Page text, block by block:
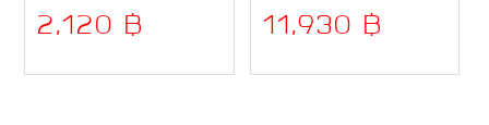
2,120 ฿ 11,930 ฿